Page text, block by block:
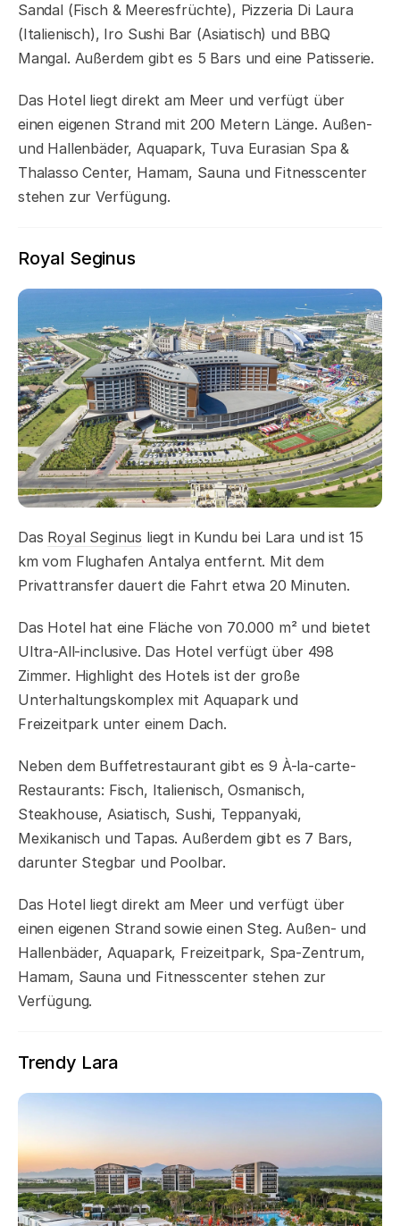
Sandal (Fisch & Meeresfrüchte), Pizzeria Di Laura
(Italienisch), Iro Sushi Bar (Asiatisch) und BBQ
Mangal. Außerdem gibt es 5 Bars und eine Patisserie.
Das Hotel liegt direkt am Meer und verfügt über
einen eigenen Strand mit 200 Metern Länge. Außen-
und Hallenbäder, Aquapark, Tuva Eurasian Spa &
Thalasso Center, Hamam, Sauna und Fitnesscenter
stehen zur Verfügung.
Royal Seginus
Das Royal Seginus liegt in Kundu bei Lara und ist 15
km vom Flughafen Antalya entfernt. Mit dem
Privattransfer dauert die Fahrt etwa 20 Minuten.
Das Hotel hat eine Fläche von 70.000 m² und bietet
Ultra-All-inclusive. Das Hotel verfügt über 498
Zimmer. Highlight des Hotels ist der große
Unterhaltungskomplex mit Aquapark und
Freizeitpark unter einem Dach.
Neben dem Buffetrestaurant gibt es 9 À-la-carte-
Restaurants: Fisch, Italienisch, Osmanisch,
Steakhouse, Asiatisch, Sushi, Teppanyaki,
Mexikanisch und Tapas. Außerdem gibt es 7 Bars,
darunter Stegbar und Poolbar.
Das Hotel liegt direkt am Meer und verfügt über
einen eigenen Strand sowie einen Steg. Außen- und
Hallenbäder, Aquapark, Freizeitpark, Spa-Zentrum,
Hamam, Sauna und Fitnesscenter stehen zur
Verfügung.
Trendy Lara